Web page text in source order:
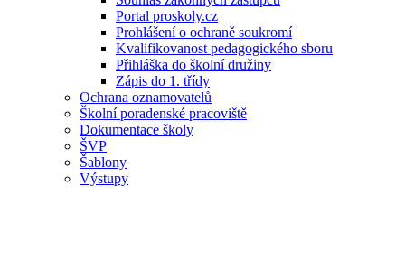
Portal proskoly.cz
Prohlášení o ochraně soukromí
Kvalifikovanost pedagogického sboru
Přihláška do školní družiny
Zápis do 1. třídy
Ochrana oznamovatelů
Školní poradenské pracoviště
Dokumentace školy
ŠVP
Šablony
Výstupy